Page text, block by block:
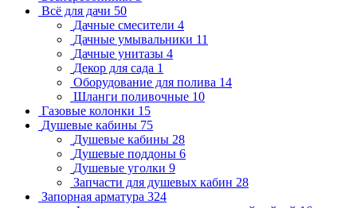
Всё для дачи 50
Дачные смесители 4
Дачные умывальники 11
Дачные унитазы 4
Декор для сада 1
Оборудование для полива 14
Шланги поливочные 10
Газовые колонки 15
Душевые кабины 75
Душевые кабины 28
Душевые поддоны 6
Душевые уголки 9
Запчасти для душевых кабин 28
Запорная арматура 324